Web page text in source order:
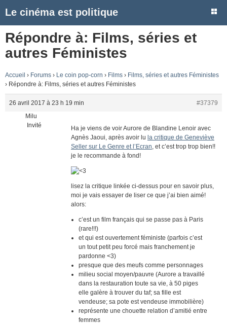
Le cinéma est politique
Répondre à: Films, séries et
autres Féministes
Accueil › Forums › Le coin pop-corn › Films › Films, séries et autres Féministes
› Répondre à: Films, séries et autres Féministes
26 avril 2017 à 23 h 19 min
#37379
Milu
Invité
Ha je viens de voir Aurore de Blandine Lenoir avec
Agnès Jaoui, après avoir lu la critique de Geneviève
Seller sur Le Genre et l’Ecran , et c’est trop trop bien!!
je le recommande à fond!
lisez la critique linkée ci-dessus pour en savoir plus,
moi je vais essayer de liser ce que j’ai bien aimé!
alors:
c’est un film français qui se passe pas à Paris
(rare!!!)
et qui est ouvertement féministe (parfois c’est
un tout petit peu forcé mais franchement je
pardonne <3)
presque que des meufs comme personnages
milieu social moyen/pauvre (Aurore a travaillé
dans la restauration toute sa vie, à 50 piges
elle galère à trouver du taf; sa fille est
vendeuse; sa pote est vendeuse immobilière)
représente une chouette relation d’amitié entre
femmes